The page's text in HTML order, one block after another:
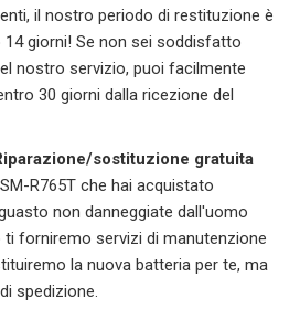
il nostro periodo di restituzione è
14 giorni! Se non sei soddisfatto
nostro servizio, puoi facilmente
30 giorni dalla ricezione del
sostituzione gratuita
R765T che hai acquistato
non danneggiate dall'uomo
forniremo servizi di manutenzione
la nuova batteria per te, ma
spedizione.